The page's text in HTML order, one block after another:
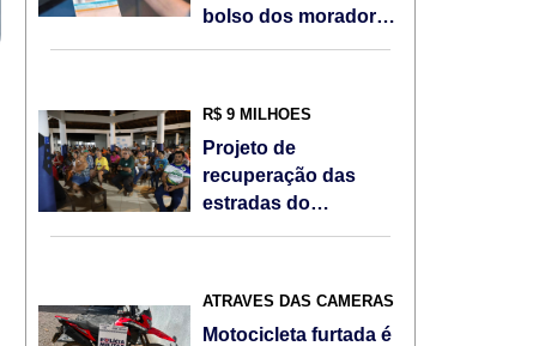
bolso dos moradores
R$ 9 MILHÕES
Projeto de
recuperação das
estradas do
comunidade
ATRAVÉS DAS CÂMERAS
Motocicleta furtada é